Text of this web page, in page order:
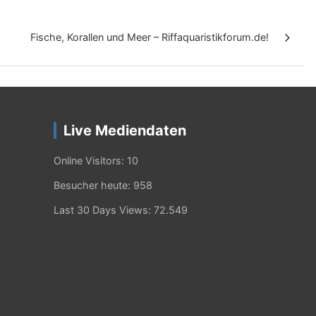
Fische, Korallen und Meer – Riffaquaristikforum.de!
Live Mediendaten
Online Visitors: 10
Besucher heute: 958
Last 30 Days Views: 72.549